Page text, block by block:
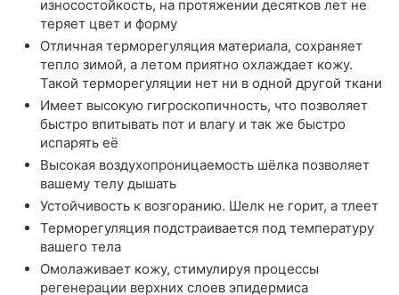
износостойкость, на протяжении десятков лет не
теряет цвет и форму
Отличная терморегуляция материала, сохраняет
тепло зимой, а летом приятно охлаждает кожу.
Такой терморегуляции нет ни в одной другой ткани
Имеет высокую гигроскопичность, что позволяет
быстро впитывать пот и влагу и так же быстро
испарять её
Высокая воздухопроницаемость шёлка позволяет
вашему телу дышать
Устойчивость к возгоранию. Шелк не горит, а тлеет
Терморегуляция подстраивается под температуру
вашего тела
Омолаживает кожу, стимулируя процессы
регенерации верхних слоев эпидермиса